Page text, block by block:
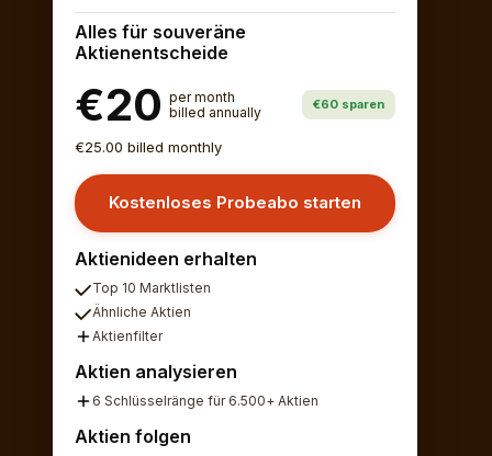
Alles für souveräne
Aktienentscheide
€20 per month
billed annually
€60 sparen
€25.00 billed monthly
Kostenloses Probeabo starten
Aktienideen erhalten
Top 10 Marktlisten
Ähnliche Aktien
Aktienfilter
Aktien analysieren
6 Schlüsselränge für 6.500+ Aktien
Aktien folgen